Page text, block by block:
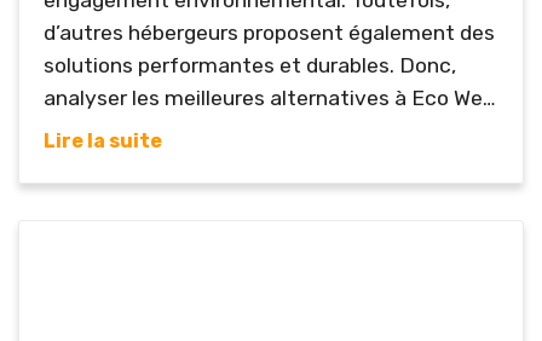
d’autres hébergeurs proposent également des
solutions performantes et durables. Donc,
analyser les meilleures alternatives à Eco Web
Hosting permet de concilier écologie et
hébergement écoresponsable ne doit pas
Lire la suite